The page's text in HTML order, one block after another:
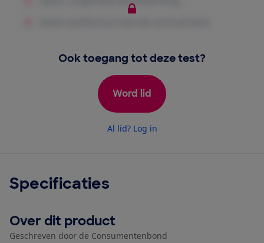
Ook toegang tot deze test?
Word lid
Al lid? Log in
Specificaties
Over dit product
Geschreven door de Consumentenbond